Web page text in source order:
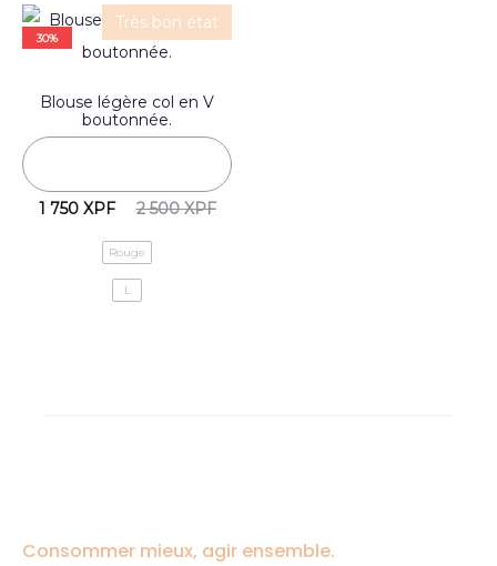
Très bon état
30%
Blouse légère col en V
boutonnée.
2 500XPF
1 750 XPF
Rouge
L
Consommer mieux, agir ensemble.